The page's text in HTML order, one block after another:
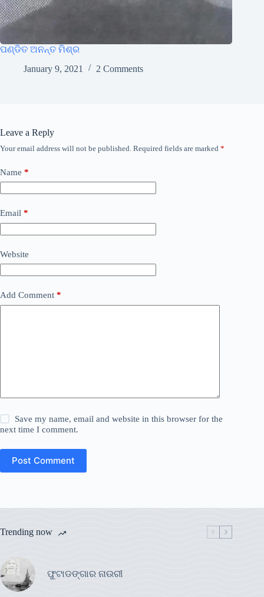
ପଣ୍ଡିତ ଅନନ୍ତ ମିଶ୍ର
January 9, 2021
2 Comments
Leave a Reply
Your email address will not be published. Required fields are marked *
Name *
Email *
Website
Add Comment *
Save my name, email and website in this browser for the
next time I comment.
Post Comment
Trending now
ଫୁଟାଡଙ୍ଗାର ନାଉରୀ